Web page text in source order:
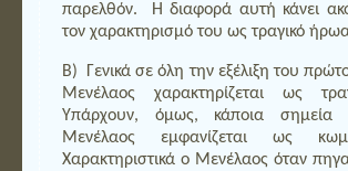
παρελθόν. Η διαφορά αυτή κάνει
τον χαρακτηρισμό του ως τραγικό
Β) Γενικά σε όλη την εξέλιξη του
Μενέλαος χαρακτηρίζεται ως
Υπάρχουν, όμως, κάποια
Μενέλαος εμφανίζεται ως
Χαρακτηριστικά ο Μενέλαος όταν